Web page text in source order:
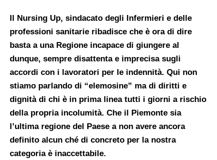
Il Nursing Up, sindacato degli Infermieri e delle
professioni sanitarie ribadisce che è ora di dire
basta a una Regione incapace di giungere al
dunque, sempre disattenta e imprecisa sugli
accordi con i lavoratori per le indennità. Qui non
stiamo parlando di “elemosine” ma di diritti e
dignità di chi è in prima linea tutti i giorni a rischio
della propria incolumità. Che il Piemonte sia
l’ultima regione del Paese a non avere ancora
definito alcun ché di concreto per la nostra
categoria è inaccettabile.